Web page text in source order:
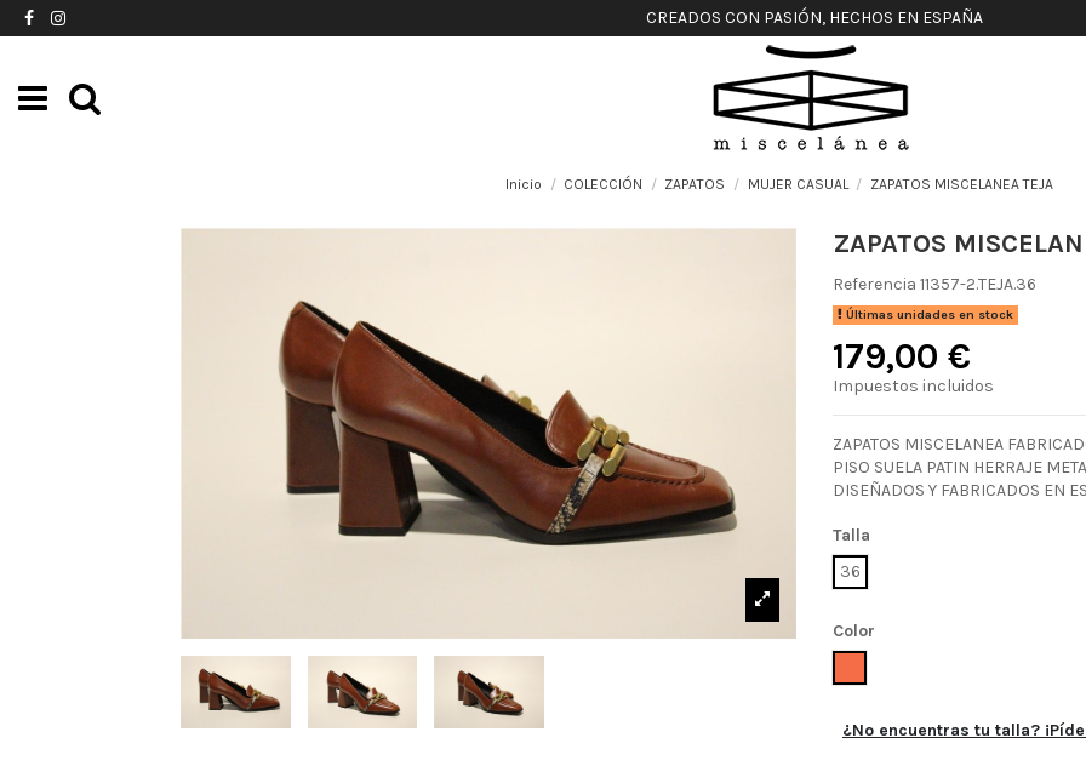
CREADOS CON PASIÓN, HECHOS EN ESPAÑA
Inicio COLECCIÓN ZAPATOS MUJER CASUAL ZAPATOS MISCELANEA TEJA
ZAPATOS
Referencia 11357-2.TEJA.36
Últimas unidades en stock
179,00 €
Impuestos incluidos
ZAPATOS MISCELANEA
PISO SUELA PATIN HERRAJE
DISEÑADOS Y FABRICADOS EN
Talla
36
Color
¿No encuentras tu talla?